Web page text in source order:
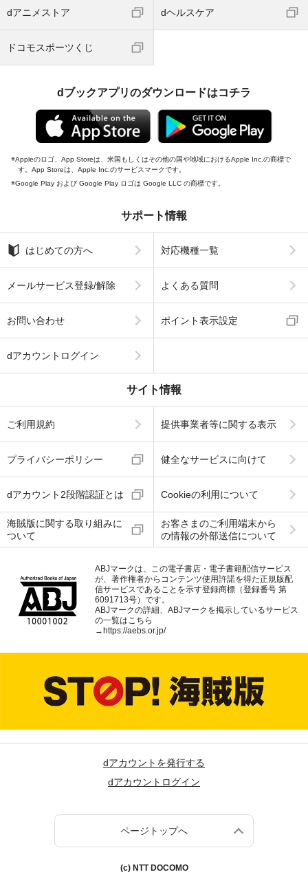
dアニメストア dヘルスケア
ドコモスポーツくじ
dブックアプリのダウンロードはコチラ
Appleのロゴ、App Storeは、米国もしくはその他の国や地域におけるApple Inc.の商標で
す。App Storeは、Apple Inc.のサービスマークです。
Google Play および Google Play ロゴは Google LLC の商標です。
サポート情報
はじめての方へ 対応機種一覧
メールサービス登録/解除 よくある質問
お問い合わせ ポイント表示設定
dアカウントログイン
サイト情報
ご利用規約 提供事業者等に関する表示
プライバシーポリシー 健全なサービスに向けて
dアカウント2段階認証とは Cookieの利用について
海賊版に関する取り組みに
ついて
お客さまのご利用端末から
の情報の外部送信について
ABJマークは、この電子書店・電子書籍配信サービス
が、著作権者からコンテンツ使用許諾を得た正規版配
信サービスであることを示す登録商標（登録番号 第
6091713号）です。
ABJマークの詳細、ABJマークを掲示しているサービス
の一覧はこちら
→ https://aebs.or.jp/
dアカウントを発行する
dアカウントログイン
ページトップへ
(c) NTT DOCOMO